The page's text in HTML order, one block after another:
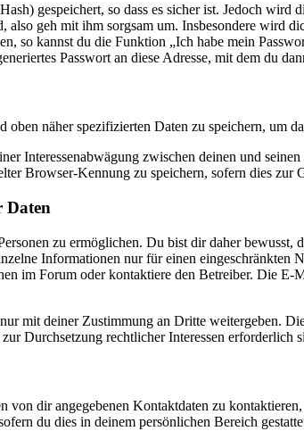
gespeichert, so dass es sicher ist. Jedoch
also geh mit ihm sorgsam um. Insbesondere
so kannst du die Funktion „Ich habe mein
Passwort an diese Adresse, mit dem du
oben näher spezifizierten Daten zu speichern, um
Interessenabwägung zwischen deinen und
Browser-Kennung zu speichern, sofern dies
Daten
zu ermöglichen. Du bist dir daher
Informationen nur für einen
im Forum oder kontaktiere den Betreiber. Die
mit deiner Zustimmung an Dritte weitergeben.
Durchsetzung rechtlicher Interessen erforderlich
von dir angegebenen Kontaktdaten zu
du dies in deinem persönlichen Bereich